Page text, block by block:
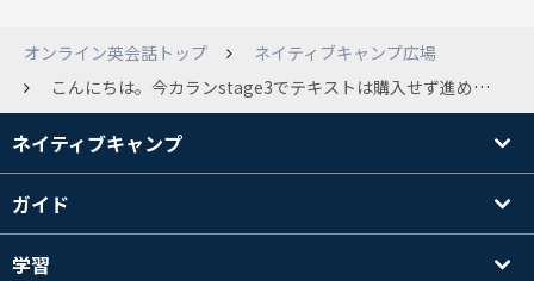
オンライン英会話トップ
ネイティブキャンプ広場
こんにちは。今カランstage3でテキストは購入せず進めているのですが、やはり復習をするときはテキストで文章や単語を確認した方がもっと効率的かなと思い始めています。 皆さんはカランでテキスト購入していますか？？買われた方はステージどのあたりから購入しましたか？ またeBookとペーパー版はどちらがおすすめとかありますか？？
ネイティブキャンプ
ガイド
学習